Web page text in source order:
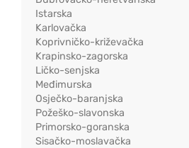
Istarska
Karlovačka
Koprivničko-križevačka
Krapinsko-zagorska
Ličko-senjska
Međimurska
Osječko-baranjska
Požeško-slavonska
Primorsko-goranska
Sisačko-moslavačka